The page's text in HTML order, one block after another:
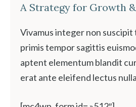
A Strategy for Growth
Vivamus integer non suscipit
primis tempor sagittis
aptent elementum blandit
erat ante eleifend lectus